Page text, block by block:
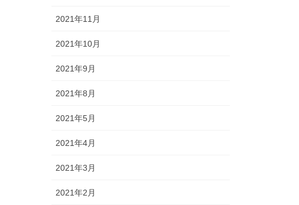
2021年11月
2021年10月
2021年9月
2021年8月
2021年5月
2021年4月
2021年3月
2021年2月